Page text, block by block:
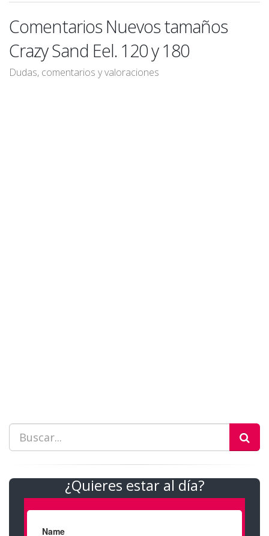
Comentarios Nuevos tamaños
Crazy Sand Eel. 120 y 180
Dudas, comentarios y valoraciones
¿Quieres estar al día?